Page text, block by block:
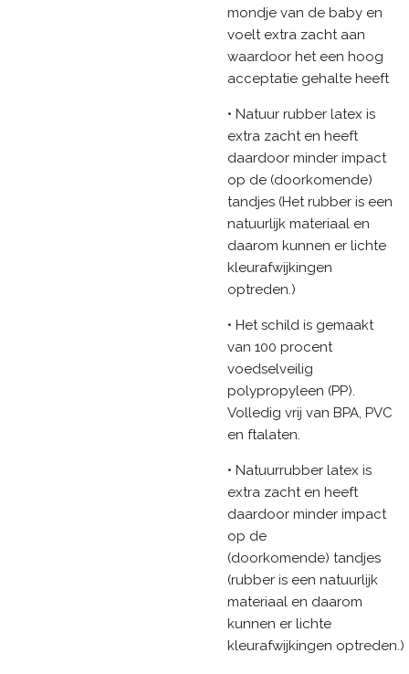
mondje van de baby en
voelt extra zacht aan
waardoor het een hoog
acceptatie gehalte heeft
• Natuur rubber latex is
extra zacht en heeft
daardoor minder impact
op de (doorkomende)
tandjes (Het rubber is een
natuurlijk materiaal en
daarom kunnen er lichte
kleurafwijkingen
optreden.)
• Het schild is gemaakt
van 100 procent
voedselveilig
polypropyleen (PP).
Volledig vrij van BPA, PVC
en ftalaten.
• Natuurrubber latex is
extra zacht en heeft
daardoor minder impact
op de
(doorkomende) tandjes
(rubber is een natuurlijk
materiaal en daarom
kunnen er lichte
kleurafwijkingen optreden.)